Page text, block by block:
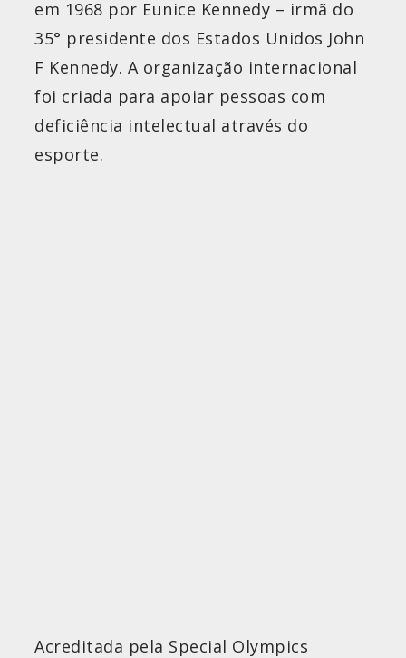
em 1968 por Eunice Kennedy – irmã do
35° presidente dos Estados Unidos John
F Kennedy. A organização internacional
foi criada para apoiar pessoas com
deficiência intelectual através do
esporte.
Acreditada pela Special Olympics